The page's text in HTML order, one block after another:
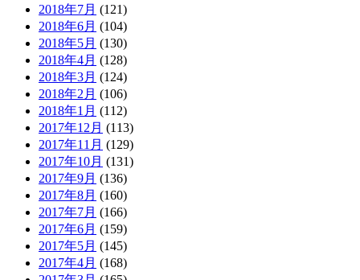
2018年7月 (121)
2018年6月 (104)
2018年5月 (130)
2018年4月 (128)
2018年3月 (124)
2018年2月 (106)
2018年1月 (112)
2017年12月 (113)
2017年11月 (129)
2017年10月 (131)
2017年9月 (136)
2017年8月 (160)
2017年7月 (166)
2017年6月 (159)
2017年5月 (145)
2017年4月 (168)